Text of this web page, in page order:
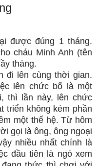
được đúng 1 tháng.
cháu Minh Anh (tên
tháng.
đi lên cùng thời gian.
lên chức bố là một
thì lần này, lên chức
triển không kém phần
một thế hệ. Từ hôm
gọi là ông, ông ngoại
nhiều nhất chính là
đầu tiên là ngó xem